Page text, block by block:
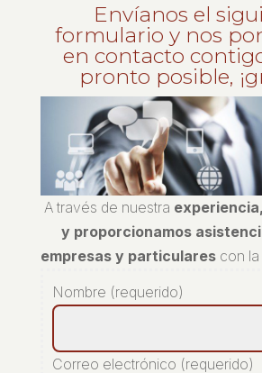
Envíanos el
formulario y nos
en contacto
pronto posible,
A través de nuestra
y proporcionamos
empresas y particularescon la
Nombre (requerido)
Correo electrónico (requerido)